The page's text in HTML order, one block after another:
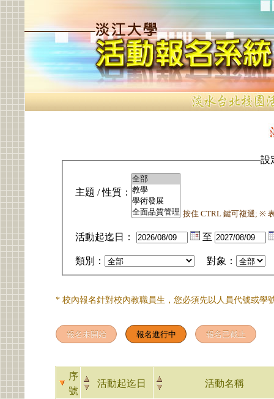
設
主題 / 性質：
按住 CTRL 鍵可複選; ※
活動起迄日： 至
類別： 對象：
* 校內報名針對校內教職員生，您必須先以人員代號或學
序
號
活動起迄日 活動名稱